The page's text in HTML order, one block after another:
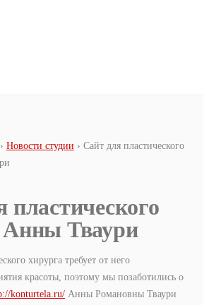
› Новости студии › Сайт для пластического
пластического
Анны Тваури
хирурга требует от него
красоты, поэтому мы позаботились о
konturtela.ru/ Анны Романовны Тваури